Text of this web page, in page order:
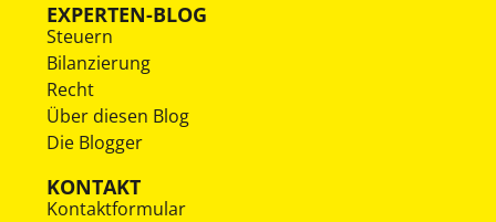
EXPERTEN-BLOG
Steuern
Bilanzierung
Recht
Über diesen Blog
Die Blogger
KONTAKT
Kontaktformular